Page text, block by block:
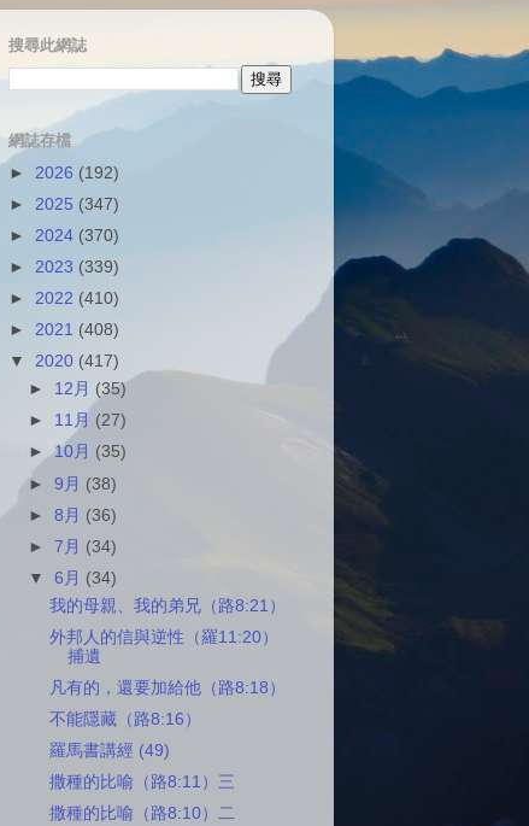
搜尋此網誌
網誌存檔
► 2026 (192)
► 2025 (347)
► 2024 (370)
► 2023 (339)
► 2022 (410)
► 2021 (408)
▼ 2020 (417)
► 12月 (35)
► 11月 (27)
►10月 (35)
►9月 (38)
►8月 (36)
►7月 (34)
▼6月 (34)
我的母親、我的弟兄（路8:21）
外邦人的信與逆性（羅11:20）
捕遺
凡有的，還要加給他（路8:18）
不能隱藏（路8:16）
羅馬書講經 (49)
撒種的比喻（路8:11）三
撒種的比喻（路8:10）二